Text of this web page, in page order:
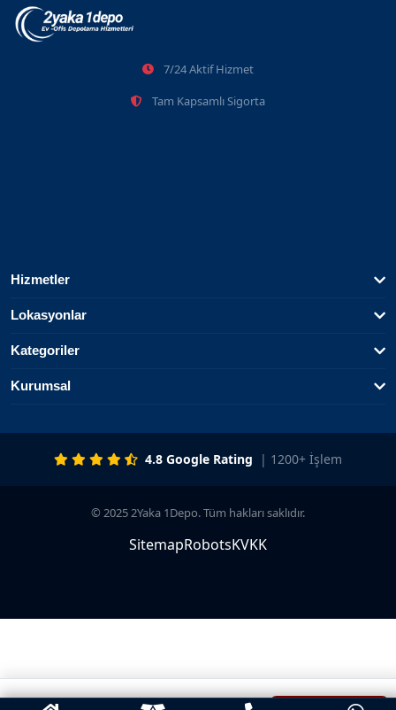
SON TEKLIF
7/24 Aktif Hizmet
Tam Kapsamlı Sigorta
Hizmetler
Lokasyonlar
Kategoriler
Kurumsal
4.8 Google Rating | 1200+ İşlem
© 2025 2Yaka 1Depo. Tüm hakları saklıdır.
SitemapRobotsKVKK